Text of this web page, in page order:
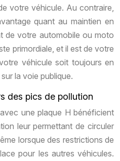
votre véhicule. Au contraire,
quant au maintien en
de votre automobile ou moto
primordiale, et il est de votre
véhicule soit toujours en
la voie publique.
des pics de pollution
une plaque H bénéficient
leur permettant de circuler
lorsque des restrictions de
pour les autres véhicules.